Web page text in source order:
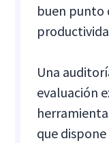
buen punto
Una
evaluación
que